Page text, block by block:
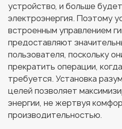
устройство, и больше
электроэнергия. Поэтому
встроенным управлением
предоставляют
пользователя, поскольку
прекратить операции,
требуется. Установка
целей позволяет
энергии, не жертвуя
производительностью.